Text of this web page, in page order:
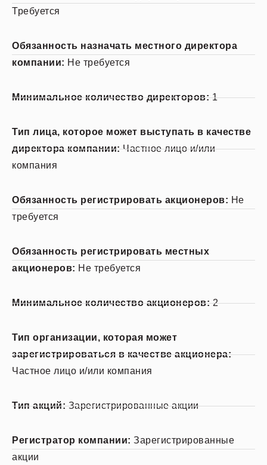
Требуется
Обязанность назначать местного директора
компании: Не требуется
Минимальное количество директоров:1
Тип лица, которое может выступать в качестве
директора компании:Частное лицо и/или
компания
Обязанность регистрировать акционеров: Не
требуется
Обязанность регистрировать местных
акционеров: Не требуется
Минимальное количество акционеров:2
Тип организации, которая может
зарегистрироваться в качестве акционера:
Частное лицо и/или компания
Тип акций:Зарегистрированные акции
Регистратор компании: Зарегистрированные
акции